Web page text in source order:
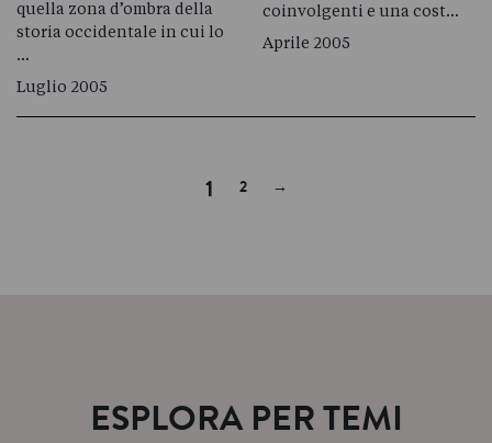
quella zona d’ombra della
storia occidentale in cui lo
…
Luglio 2005
coinvolgenti e una cost…
Aprile 2005
1 2 →
ESPLORA PER TEMI